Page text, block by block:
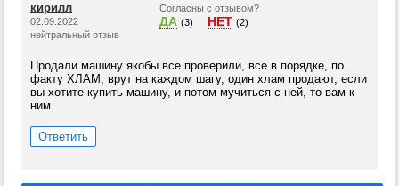
кирилл
02.09.2022
нейтральный отзыв
Согласны с отзывом?
ДА (3) НЕТ (2)
Продали машину якобы все проверили, все в порядке, по
факту ХЛАМ, врут на каждом шагу, один хлам продают, если
вы хотите купить машину, и потом мучиться с ней, то вам к
ним
Ответить